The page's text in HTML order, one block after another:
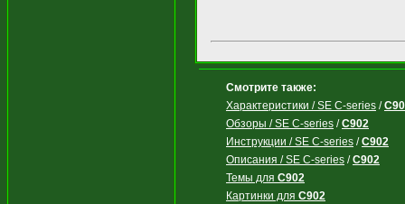
Смотрите также:
Характеристики / SE C-series /
Обзоры / SE C-series /C902
Инструкции / SE C-series /C902
Описания / SE C-series /C902
Темы для C902
Картинки для C902